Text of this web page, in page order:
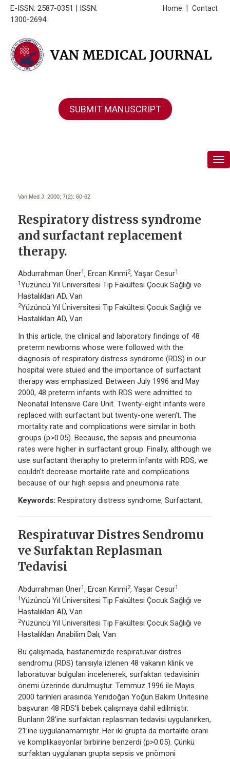
E-ISSN: 2587-0351 | ISSN:
1300-2694
Contact
Home
SUBMIT MANUSCRIPT
Van Med J. 2000; 7(2): 60-62
Respiratory distress syndrome
and surfactant replacement
therapy.
Abdurrahman Üner1, Ercan Kırımi2, Yaşar Cesur1
1Yüzüncü Yıl Üniversitesi Tıp Fakültesi Çocuk Sağlığı ve
Hastalıkları AD, Van
2Yüzüncü Yıl Üniversitesi Tıp Fakültesi Çocuk Sağlığı ve
Hastalıkları AD, Van
In this article, the clinical and laboratory findings of 48
preterm newborns whose were followed with the
diagnosis of respiratory distress syndrome (RDS) in our
hospital were stuied and the importance of surfactant
therapy was emphasized. Between July 1996 and May
2000, 48 preterm infants with RDS were admitted to
Neonatal Intensive Care Unit. Twenty-eight infants were
replaced with surfactant but twenty-one weren’t. The
mortality rate and complications were similar in both
groups (p>0.05). Because, the sepsis and pneumonia
rates were higher in surfactant group. Finally, although we
use surfactant theraphy to preterm infants with RDS, we
couldn’t decrease mortalite rate and complications
because of our high sepsis and pneumonia rate.
Keywords: Respiratory distress syndrome, Surfactant.
Respiratuvar Distres Sendromu
ve Surfaktan Replasman
Tedavisi
Abdurrahman Üner1, Ercan Kırımi2, Yaşar Cesur1
1Yüzüncü Yıl Üniversitesi Tıp Fakültesi Çocuk Sağlığı ve
Hastalıkları AD, Van
2Yüzüncü Yıl Üniversitesi Tıp Fakültesi Çocuk Sağlığı ve
Hastalıkları Anabilim Dalı, Van
Bu çalışmada, hastanemizde respiratuvar distres
sendromu (RDS) tanısıyla izlenen 48 vakanın klinik ve
laboratuvar bulguları incelenerek, surfaktan tedavisinin
önemi üzerinde durulmuştur. Temmuz 1996 ile Mayıs
2000 tarihleri arasında Yenidoğan Yoğun Bakım Ünitesine
başvuran 48 RDS’li bebek çalışmaya dahil edilmiştir.
Bunların 28’ine surfaktan replasman tedavisi uygulanırken,
21’ine uygulanamamıştır. Her iki grupta da mortalite oranı
ve komplikasyonlar birbirine benzerdi (p>0.05). Çünkü
surfaktan uygulanan grupta sepsis ve pnömoni